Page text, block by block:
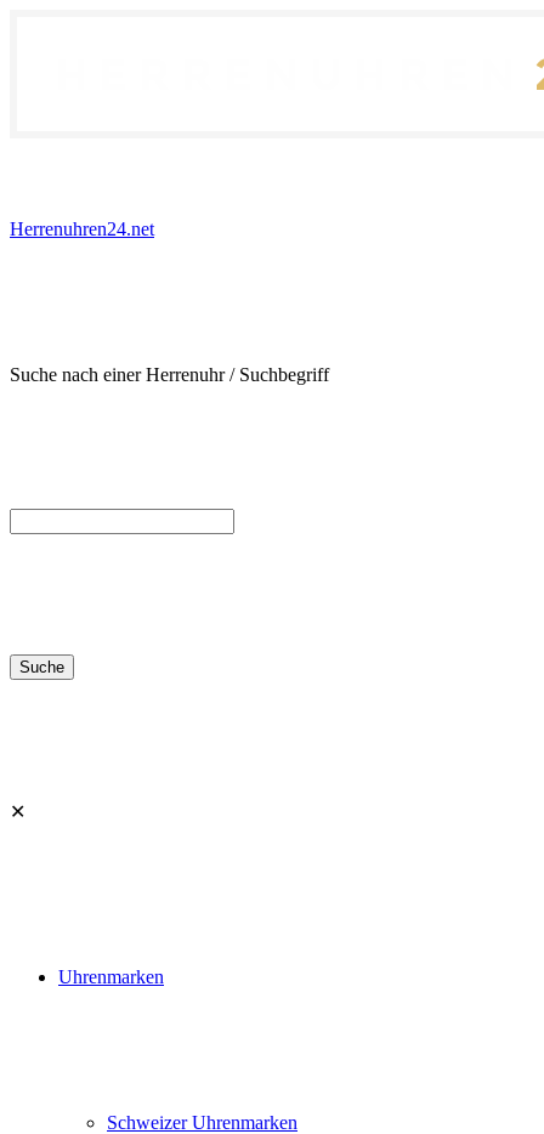
Herrenuhren24.net
Suche nach einer Herrenuhr / Suchbegriff
✕
Uhrenmarken
Schweizer Uhrenmarken